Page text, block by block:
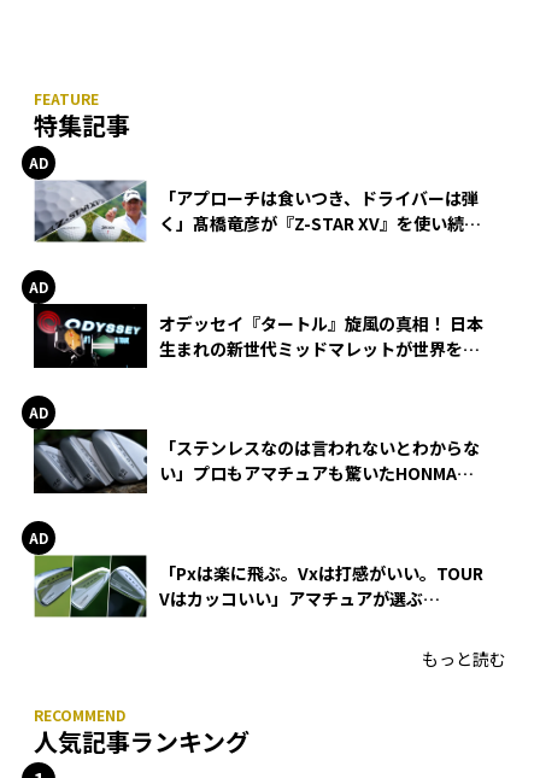
特集記事
「アプローチは食いつき、ドライバーは弾
く」髙橋竜彦が『Z-STAR XV』を使い続け
オデッセイ『タートル』旋風の真相！ 日本
生まれの新世代ミッドマレットが世界を席
「ステンレスなのは言われないとわからな
い」プロもアマチュアも驚いたHONMA
「Pxは楽に飛ぶ。Vxは打感がいい。TOUR
Vはカッコいい」アマチュアが選ぶ
もっと読む
人気記事ランキング